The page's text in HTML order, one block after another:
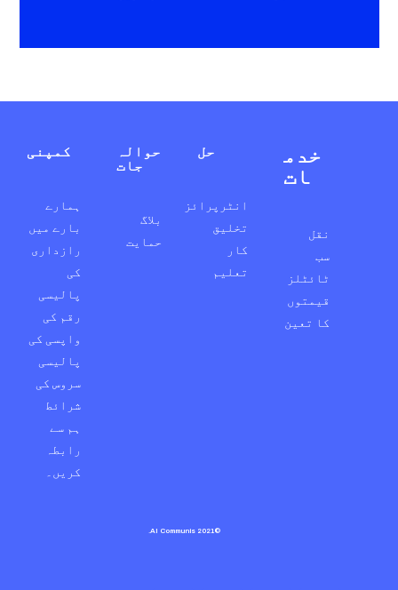
خدم
ات
نقل
سب
ٹائٹلز
قیمتوں
کا تعین
حل
انٹرپرائز
تخلیق
کار
تعلیم
حوالہ
جات
بلاگ
حمایت
کمپنی
ہمارے
بارے میں
رازداری
کی
پالیسی
رقم کی
واپسی کی
پالیسی
سروس کی
شرائط
ہم سے
رابطہ
کریں۔
©2021 AI Communis.